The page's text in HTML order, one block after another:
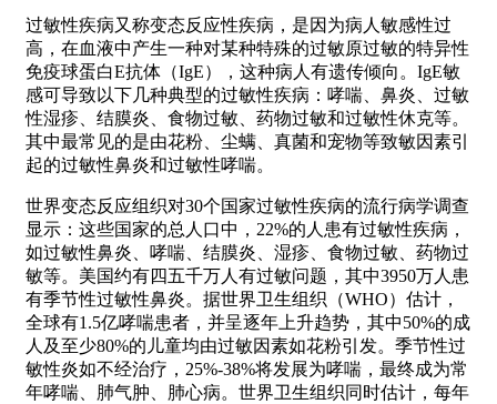
过敏性疾病又称变态反应性疾病，是因为病人敏感性过
高，在血液中产生一种对某种特殊的过敏原过敏的特异性
免疫球蛋白E抗体（IgE），这种病人有遗传倾向。IgE敏
感可导致以下几种典型的过敏性疾病：哮喘、鼻炎、过敏
性湿疹、结膜炎、食物过敏、药物过敏和过敏性休克等。
其中最常见的是由花粉、尘螨、真菌和宠物等致敏因素引
起的过敏性鼻炎和过敏性哮喘。
世界变态反应组织对30个国家过敏性疾病的流行病学调查
显示：这些国家的总人口中，22%的人患有过敏性疾病，
如过敏性鼻炎、哮喘、结膜炎、湿疹、食物过敏、药物过
敏等。美国约有四五千万人有过敏问题，其中3950万人患
有季节性过敏性鼻炎。据世界卫生组织（WHO）估计，
全球有1.5亿哮喘患者，并呈逐年上升趋势，其中50%的成
人及至少80%的儿童均由过敏因素如花粉引发。季节性过
敏性炎如不经治疗，25%-38%将发展为哮喘，最终成为常
年哮喘、肺气肿、肺心病。世界卫生组织同时估计，每年